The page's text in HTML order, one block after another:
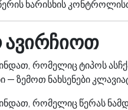
ხარისხის
რომელიც ტიპოს
— ზემოთ ნახსენები
რომელიც წერას